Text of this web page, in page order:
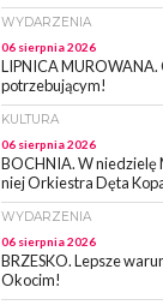
WYDARZENIA
06 sierpnia 2026
LIPNICA
potrzebującym!
KULTURA
06 sierpnia 2026
BOCHNIA. W niedzielę
niej Orkiestra Dęta
WYDARZENIA
06 sierpnia 2026
BRZESKO. Lepsze
Okocim!